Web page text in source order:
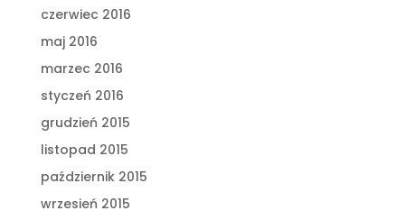
czerwiec 2016
maj 2016
marzec 2016
styczeń 2016
grudzień 2015
listopad 2015
październik 2015
wrzesień 2015